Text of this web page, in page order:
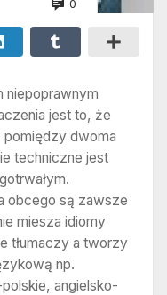
0
niepoprawnym
jest to, że
pomiędzy dwoma
techniczne jest
obcego są zawsze
miesza idiomy
tłumaczy a tworzy
np.
angielsko-